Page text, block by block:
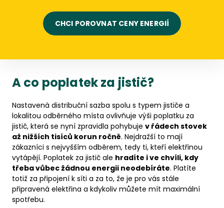
CHCI POROVNAT CENY ENERGIÍ
A co poplatek za jistič?
Nastavená distribuční sazba spolu s typem jističe a
lokalitou odběrného místa ovlivňuje výši poplatku za
jistič, která se nyní zpravidla pohybuje v řádech stovek
až nižších tisíců korun ročně. Nejdražší to mají
zákazníci s nejvyšším odběrem, tedy ti, kteří elektřinou
vytápějí. Poplatek za jistič ale hradíte i ve chvíli, kdy
třeba vůbec žádnou energii neodebíráte. Platíte
totiž za připojení k síti a za to, že je pro vás stále
připravená elektřina a kdykoliv můžete mít maximální
spotřebu.